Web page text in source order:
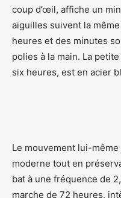
coup d’œil, affiche un
aiguilles suivent la
heures et des minutes
polies à la main. La
six heures, est en acier
Le mouvement lui-
moderne tout en
bat à une fréquence de
marche de 72 heures,